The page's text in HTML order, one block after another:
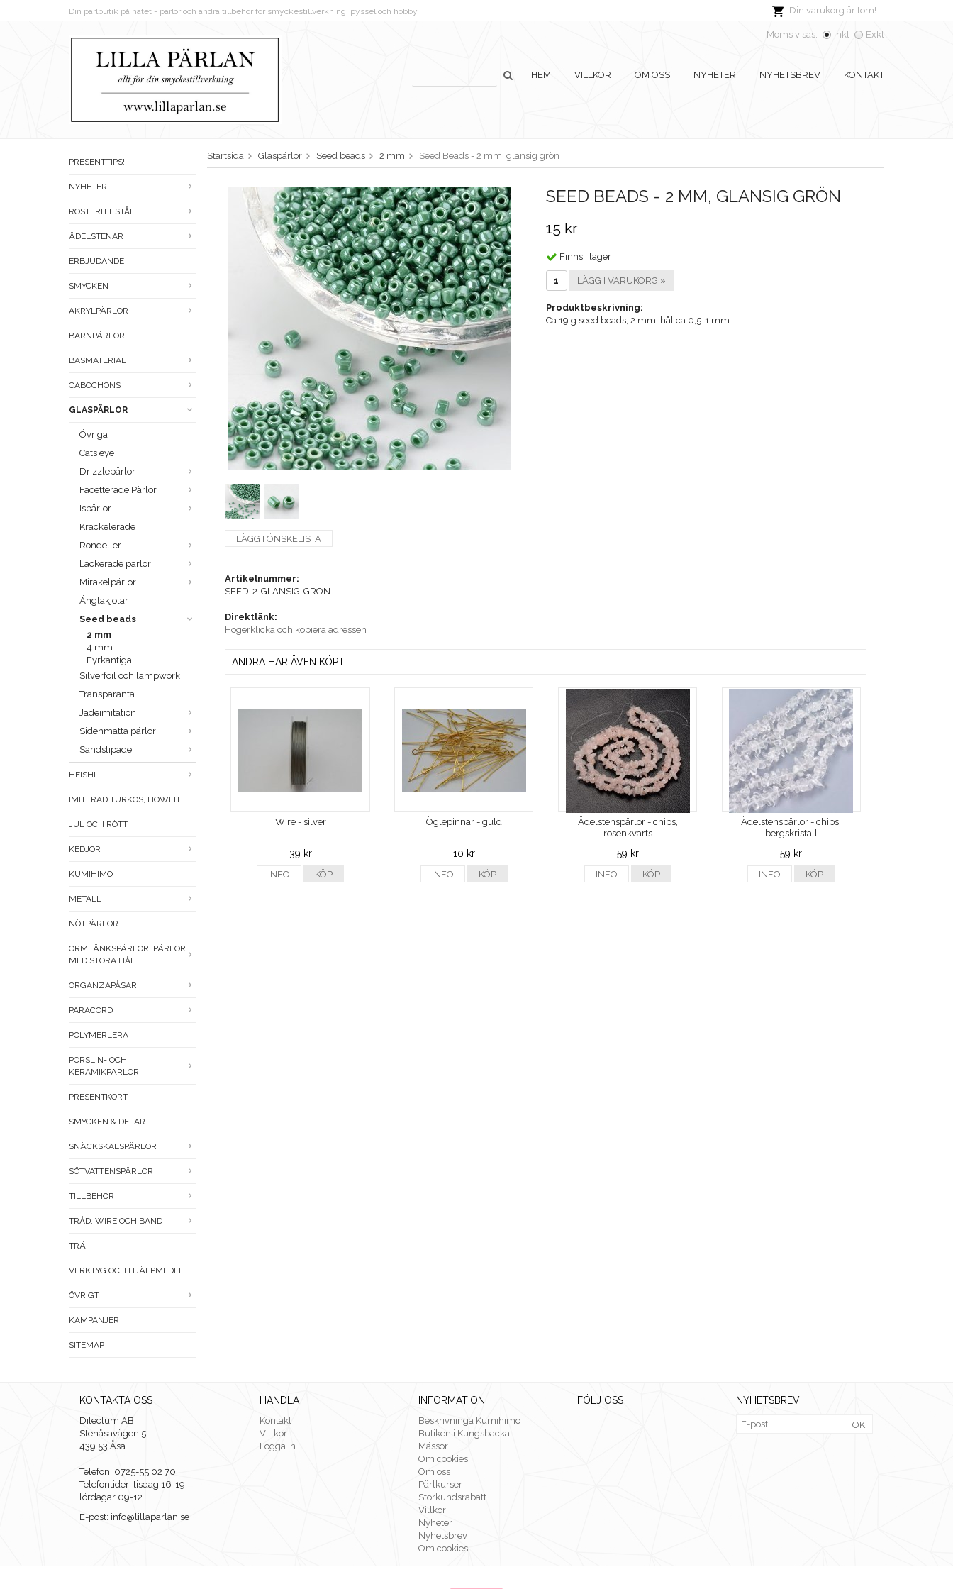
Din varukorg är tom!
Din pärlbutik på nätet - pärlor och andra tillbehör för smyckestillverkning, pyssel och hobby
Moms visas: Inkl Exkl
HEM VILLKOR OM OSS NYHETER NYHETSBREV KONTAKT
PRESENTTIPS!
NYHETER
ROSTFRITT STÅL
ÄDELSTENAR
ERBJUDANDE
SMYCKEN
AKRYLPÄRLOR
BARNPÄRLOR
BASMATERIAL
CABOCHONS
GLASPÄRLOR
Övriga
Cats eye
Drizzlepärlor
Facetterade Pärlor
Ispärlor
Krackelerade
Rondeller
Lackerade pärlor
Mirakelpärlor
Änglakjolar
Seed beads
2 mm
4 mm
Fyrkantiga
Silverfoil och lampwork
Transparanta
Jadeimitation
Sidenmatta pärlor
Sandslipade
HEISHI
IMITERAD TURKOS, HOWLITE
JUL OCH RÖTT
KEDJOR
KUMIHIMO
METALL
NÖTPÄRLOR
ORMLÄNKSPÄRLOR, PÄRLOR
MED STORA HÅL
ORGANZAPÅSAR
PARACORD
POLYMERLERA
PORSLIN- OCH
KERAMIKPÄRLOR
PRESENTKORT
SMYCKEN & DELAR
SNÄCKSKALSPÄRLOR
SÖTVATTENSPÄRLOR
TILLBEHÖR
TRÅD, WIRE OCH BAND
TRÄ
VERKTYG OCH HJÄLPMEDEL
ÖVRIGT
KAMPANJER
SITEMAP
Startsida Glaspärlor Seed beads 2 mm Seed Beads - 2 mm, glansig grön
SEED BEADS - 2 MM, GLANSIG GRÖN
15 kr
Finns i lager
LÄGG I VARUKORG »
Produktbeskrivning:
Ca 19 g seed beads, 2 mm, hål ca 0,5-1 mm
LÄGG I ÖNSKELISTA
Artikelnummer:
SEED-2-GLANSIG-GRON
Direktlänk:
Högerklicka och kopiera adressen
ANDRA HAR ÄVEN KÖPT
Wire - silver
39 kr
INFO KÖP
Öglepinnar - guld
10 kr
INFO KÖP
Ädelstenspärlor - chips,
rosenkvarts
59 kr
INFO KÖP
Ädelstenspärlor - chips,
bergskristall
59 kr
INFO KÖP
KONTAKTA OSS
Dilectum AB
Stenåsavägen 5
439 53 Åsa
Telefon: 0725-55 02 70
Telefontider: tisdag 16-19
lördagar 09-12
E-post: info@lillaparlan.se
HANDLA
Kontakt
Villkor
Logga in
INFORMATION
Beskrivninga Kumihimo
Butiken i Kungsbacka
Mässor
Om cookies
Om oss
Pärlkurser
Storkundsrabatt
Villkor
Nyheter
Nyhetsbrev
Om cookies
FÖLJ OSS NYHETSBREV
OK